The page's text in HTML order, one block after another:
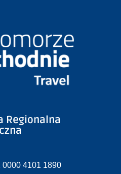
Regionalna
0000 4101 1890